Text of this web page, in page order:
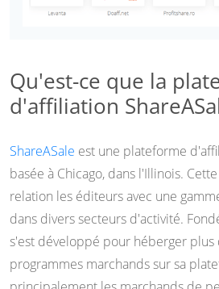
Qu'est-ce que la
d'affiliation
ShareASale est une plateforme
basée à Chicago, dans l'Illinois.
relation les éditeurs avec une
dans divers secteurs d'activité.
s'est développé pour héberger plus
programmes marchands sur sa